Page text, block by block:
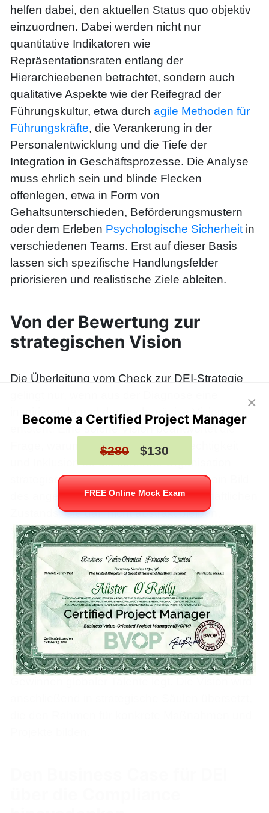
helfen dabei, den aktuellen Status quo objektiv
einzuordnen. Dabei werden nicht nur
quantitative Indikatoren wie
Repräsentationsraten entlang der
Hierarchieebenen betrachtet, sondern auch
qualitative Aspekte wie der Reifegrad der
Führungskultur, etwa durchagile Methoden für
Führungskräfte, die Verankerung in der
Personalentwicklung und die Tiefe der
Integration in Geschäftsprozesse. Die Analyse
muss ehrlich sein und blinde Flecken
offenlegen, etwa in Form von
Gehaltsunterschieden, Beförderungsmustern
oder dem Erleben Psychologische Sicherheit in
verschiedenen Teams. Erst auf dieser Basis
lassen sich spezifische Handlungsfelder
priorisieren und realistische Ziele ableiten.
Von der Bewertung zur
strategischen Vision
Die Überleitung vom Check zur DEI-Strategie
inspirierende und dennoch präzise Vision
entsteht. Eine solche Vision beantwortet die
Frage, warum Vielfalt, Chancengerechtigkeit
und Inklusion für die konkrete Organisation
strategisch relevant sind, und zeichnet ein Bild
des angestrebten kulturellen und geschäftlichen
Zustands. Sie darf nicht abstrakt bleiben,
sondern muss die geschäftlichen
Herausforderungen der Branche, die
Zusammensetzung der Belegschaft und die
Werte der Organisation aufgreifen. Eine
Versicherung wird DEI vielleicht mit besserem
Risikoverständnis durch vielfältige Perspektiven
verknüpfen, während ein
Technologieunternehmen den Fokus auf
inklusive Produktentwicklung und das
×
Become a Certified Project Manager
$280 $130
FREE Online Mock Exam